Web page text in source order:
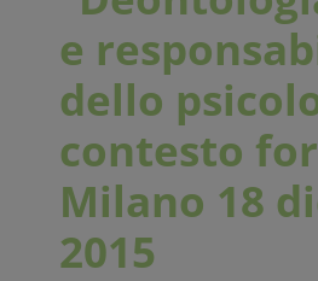
e
dello
contesto
Milano 18
2015